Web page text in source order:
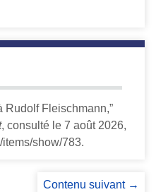
Rudolf Fleischmann,”
, consulté le 7 août 2026,
show/783.
Contenu suivant →